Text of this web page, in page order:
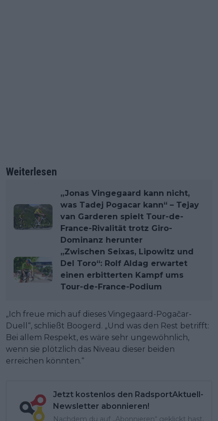
Weiterlesen
„Jonas Vingegaard kann nicht,
was Tadej Pogacar kann“ – Tejay
van Garderen spielt Tour-de-
France-Rivalität trotz Giro-
Dominanz herunter
„Zwischen Seixas, Lipowitz und
Del Toro“: Rolf Aldag erwartet
einen erbitterten Kampf ums
Tour-de-France-Podium
„Ich freue mich auf dieses Vingegaard-Pogačar-
Duell“, schließt Boogerd. „Und was den Rest betrifft:
Bei allem Respekt, es wäre sehr ungewöhnlich,
wenn sie plötzlich das Niveau dieser beiden
erreichen könnten.“
Jetzt kostenlos den RadsportAktuell-
Newsletter abonnieren!
Nachdem du auf „Abonnieren“ geklickt hast,